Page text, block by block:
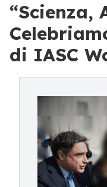
“Scienza,
di IASC